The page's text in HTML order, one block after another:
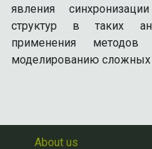
явления
структур в таких
применения
моделированию сложных
About us